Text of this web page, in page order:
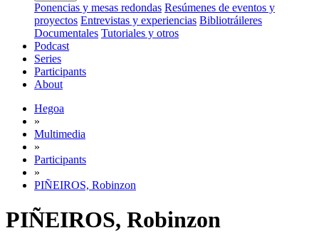
Ponencias y mesas redondas Resúmenes de eventos y
proyectos Entrevistas y experiencias Bibliotráileres
Documentales Tutoriales y otros
Podcast
Series
Participants
About
Hegoa
»
Multimedia
»
Participants
»
PIÑEIROS, Robinzon
PIÑEIROS, Robinzon